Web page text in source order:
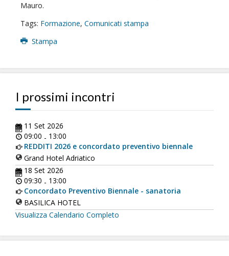
Mauro.
Tags: Formazione, Comunicati stampa
Stampa
I prossimi incontri
11 Set 2026
09:00 - 13:00
REDDITI 2026 e concordato preventivo biennale
Grand Hotel Adriatico
18 Set 2026
09:30 - 13:00
Concordato Preventivo Biennale - sanatoria
BASILICA HOTEL
Visualizza Calendario Completo